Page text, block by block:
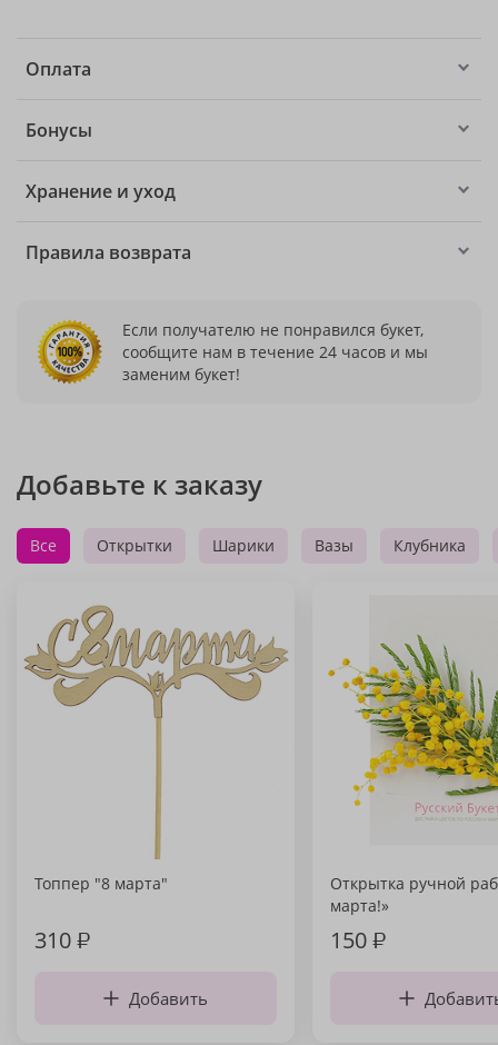
Оплата
Бонусы
Хранение и уход
Правила возврата
Если получателю не понравился букет,
сообщите нам в течение 24 часов и мы
заменим букет!
Добавьте к заказу
Все Открытки Шарики Вазы Клубника
Топпер "8 марта"
310₽
Добавить
Открытка ручной
марта!»
150₽